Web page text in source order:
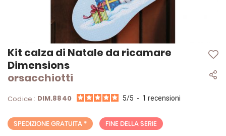
Kit calza di Natale da ricamare
Dimensions
orsacchiotti
Codice : DIM.8840 5/5 - 1 recensioni
SPEDIZIONE GRATUITA * FINE DELLA SERIE
Vai
all'inizio
della
galleria
immagini